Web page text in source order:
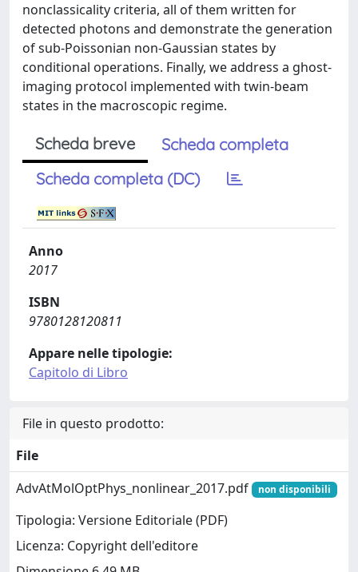
nonclassicality criteria, all of them written for
detected photons and demonstrate the generation
of sub-Poissonian non-Gaussian states by
conditional operations. Finally, we address a ghost-
imaging protocol implemented with twin-beam
states in the macroscopic regime.
Scheda breve
Scheda completa
Scheda completa (DC)
Anno
2017
ISBN
9780128120811
Appare nelle tipologie:
Capitolo di Libro
File in questo prodotto:
File
AdvAtMolOptPhys_nonlinear_2017.pdf
non disponibili
Tipologia: Versione Editoriale (PDF)
Licenza: Copyright dell'editore